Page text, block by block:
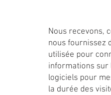
Nous recevons,
nous fournissez
utilisée pour
informations sur
logiciels pour
la durée des